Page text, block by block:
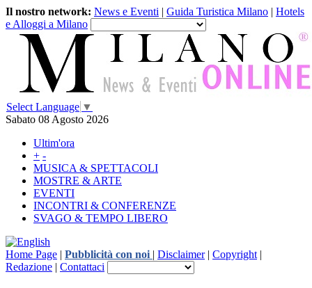
Il nostro network: News e Eventi | Guida Turistica Milano | Hotels
e Alloggi a Milano
Select Language ▼
Sabato 08 Agosto 2026
Ultim'ora
+ -
MUSICA & SPETTACOLI
MOSTRE & ARTE
EVENTI
INCONTRI & CONFERENZE
SVAGO & TEMPO LIBERO
Home Page | Pubblicità con noi | Disclaimer| Copyright |
Redazione | Contattaci